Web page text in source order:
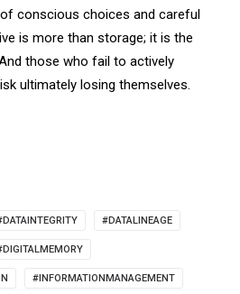
conscious choices and careful
is more than storage; it is the
those who fail to actively
ultimately losing themselves.
#DATALINEAGE
#INFORMATIONMANAGEMENT